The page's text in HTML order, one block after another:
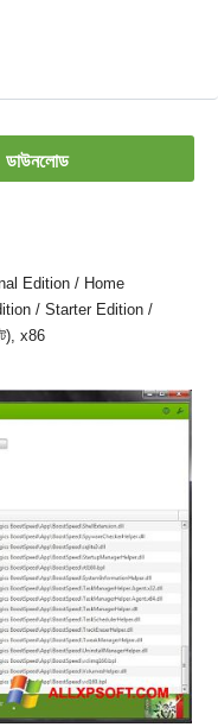
ডাউনলোড
Edition / Home
/ Starter Edition /
x86